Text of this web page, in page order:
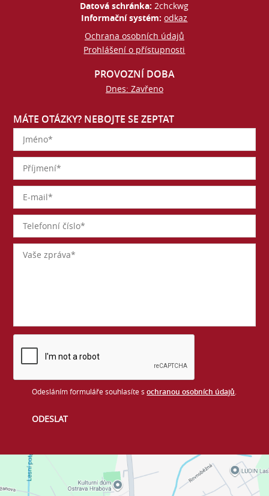
Datová schránka:2chckwg
Informační systém:odkaz
Ochrana osobních údajů
Prohlášení o přístupnosti
PROVOZNÍ DOBA
Dnes: Zavřeno
MÁTE OTÁZKY? NEBOJTE SE ZEPTAT
Odesláním formuláře souhlasíte sochranou osobních údajů